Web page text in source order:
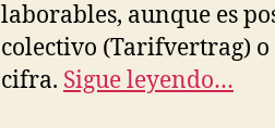
laborables, aunque es
colectivo (Tarifvertrag)
cifra. Sigue leyendo…